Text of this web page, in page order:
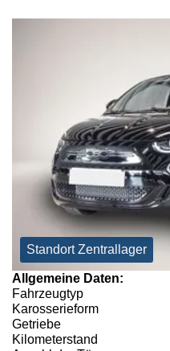
Standort Zentrallager
Allgemeine Daten:
Fahrzeugtyp
Karosserieform
Getriebe
Kilometerstand